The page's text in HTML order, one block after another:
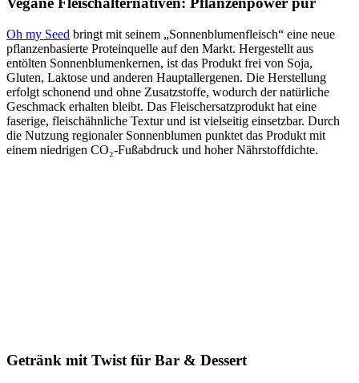
Oh my Seed bringt mit seinem „Sonnenblumenfleisch“ eine neue
pflanzenbasierte Proteinquelle auf den Markt. Hergestellt aus
entölten Sonnenblumenkernen, ist das Produkt frei von Soja,
Gluten, Laktose und anderen Hauptallergenen. Die Herstellung
erfolgt schonend und ohne Zusatzstoffe, wodurch der natürliche
Geschmack erhalten bleibt. Das Fleischersatzprodukt hat eine
faserige, fleischähnliche Textur und ist vielseitig einsetzbar. Durch
die Nutzung regionaler Sonnenblumen punktet das Produkt mit
einem niedrigen CO₂-Fußabdruck und hoher Nährstoffdichte.
Getränk mit Twist für Bar & Dessert